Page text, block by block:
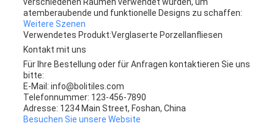
verschiedenen Räumen verwendet wurden, um
atemberaubende und funktionelle Designs zu schaffen:
Weitere Szenen
Verwendetes Produkt:Verglaserte Porzellanfliesen
Kontakt mit uns
Für Ihre Bestellung oder für Anfragen kontaktieren Sie uns
bitte:
E-Mail: info@bolitiles.com
Telefonnummer: 123-456-7890
Adresse: 1234 Main Street, Foshan, China
Besuchen Sie unsere Website